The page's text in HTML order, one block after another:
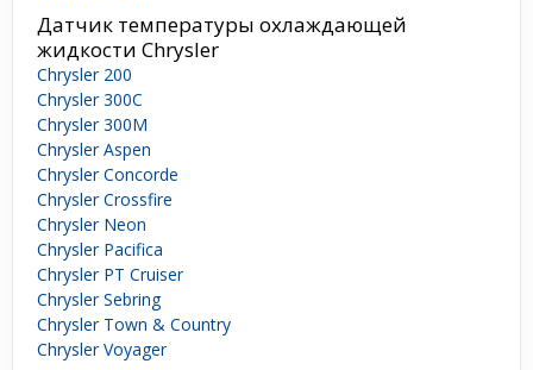
Датчик температуры охлаждающей
жидкости Chrysler
Chrysler 200
Chrysler 300C
Chrysler 300M
Chrysler Aspen
Chrysler Concorde
Chrysler Crossfire
Chrysler Neon
Chrysler Pacifica
Chrysler PT Cruiser
Chrysler Sebring
Chrysler Town & Country
Chrysler Voyager